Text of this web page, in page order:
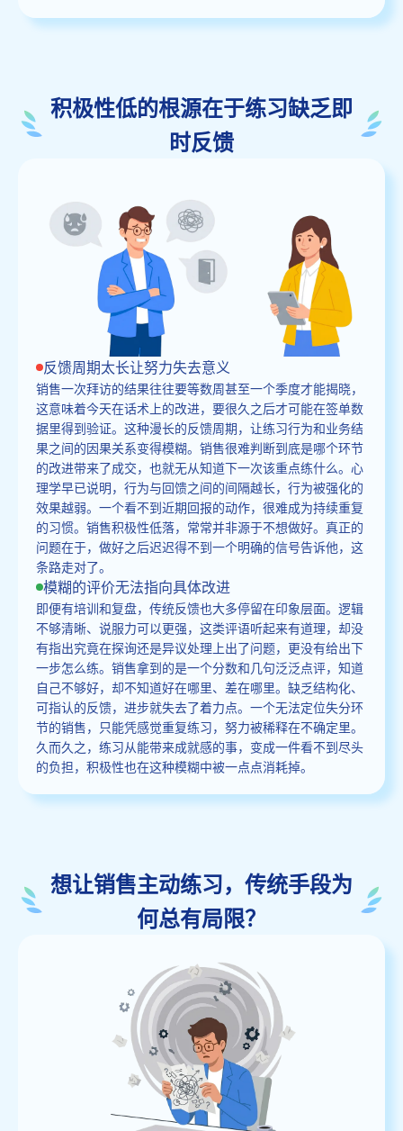
积极性低的根源在于练习缺乏即
时反馈
反馈周期太长让努力失去意义
销售一次拜访的结果往往要等数周甚至一个季度才能揭晓，
这意味着今天在话术上的改进，要很久之后才可能在签单数
据里得到验证。这种漫长的反馈周期，让练习行为和业务结
果之间的因果关系变得模糊。销售很难判断到底是哪个环节
的改进带来了成交，也就无从知道下一次该重点练什么。心
理学早已说明，行为与回馈之间的间隔越长，行为被强化的
效果越弱。一个看不到近期回报的动作，很难成为持续重复
的习惯。销售积极性低落，常常并非源于不想做好。真正的
问题在于，做好之后迟迟得不到一个明确的信号告诉他，这
条路走对了。
模糊的评价无法指向具体改进
即便有培训和复盘，传统反馈也大多停留在印象层面。逻辑
不够清晰、说服力可以更强，这类评语听起来有道理，却没
有指出究竟在探询还是异议处理上出了问题，更没有给出下
一步怎么练。销售拿到的是一个分数和几句泛泛点评，知道
自己不够好，却不知道好在哪里、差在哪里。缺乏结构化、
可指认的反馈，进步就失去了着力点。一个无法定位失分环
节的销售，只能凭感觉重复练习，努力被稀释在不确定里。
久而久之，练习从能带来成就感的事，变成一件看不到尽头
的负担，积极性也在这种模糊中被一点点消耗掉。
想让销售主动练习，传统手段为
何总有局限？